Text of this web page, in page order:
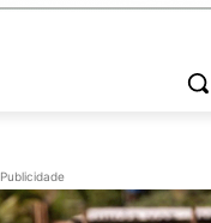
Publicidade